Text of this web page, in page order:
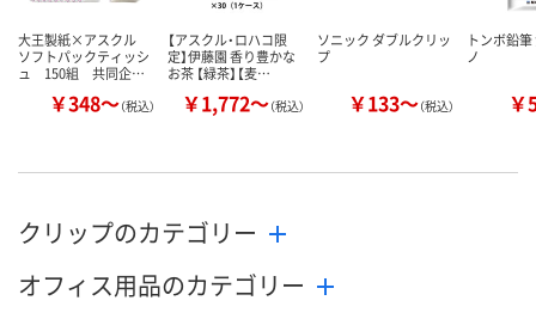
大王製紙×アスクル
ソフトパックティッシ
ュ 150組 共同企…
￥348～（税込）
【アスクル・ロハコ限
定】伊藤園 香り豊かな
お茶 【緑茶】【麦…
￥1,772～（税込）
ソニック ダブルクリッ
プ
￥133～（税込）
トンボ鉛
ノ
￥
クリップのカテゴリー
オフィス用品のカテゴリー